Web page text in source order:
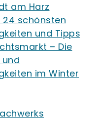
am Harz
24 schönsten
und Tipps
– Die
im Winter